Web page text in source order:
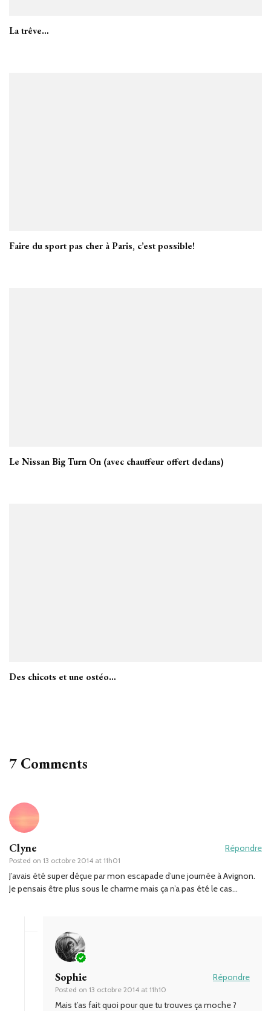
La trêve…
Faire du sport pas cher à Paris, c’est possible!
Le Nissan Big Turn On (avec chauffeur offert dedans)
Des chicots et une ostéo…
7 Comments
Clyne
Posted on 13 octobre 2014 at 11h01
Répondre
J’avais été super déçue par mon escapade d’une journée à Avignon.
Je pensais être plus sous le charme mais ça n’a pas été le cas…
Sophie
Posted on 13 octobre 2014 at 11h10
Répondre
Mais t’as fait quoi pour que tu trouves ça moche ?